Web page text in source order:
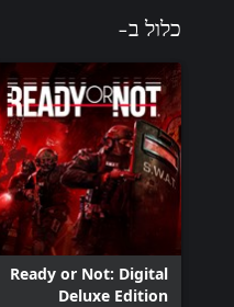
כלול ב-
Ready or Not: Digital
Deluxe Edition